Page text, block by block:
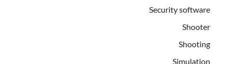
Security software
Shooter
Shooting
Simulation